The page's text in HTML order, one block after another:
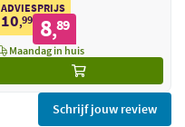
ADVIESPRIJS
10,99 8,89
Maandag in huis
Schrijf jouw review